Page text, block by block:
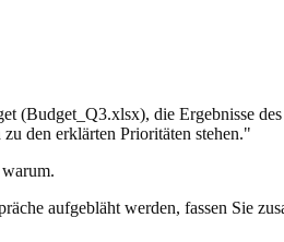
die Ergebnisse
den erklärten Prioritäten stehen."
aufgebläht werden, fassen Sie